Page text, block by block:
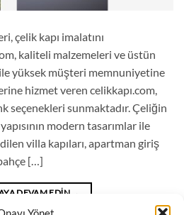
çelik kapı imalatını
kaliteli malzemeleri ve üstün
yüksek müşteri memnuniyetine
hizmet veren celikkapı.com,
seçenekleri sunmaktadır. Çeliğin
modern tasarımlar ile
villa kapıları, apartman giriş
[…]
DEVAM EDIN